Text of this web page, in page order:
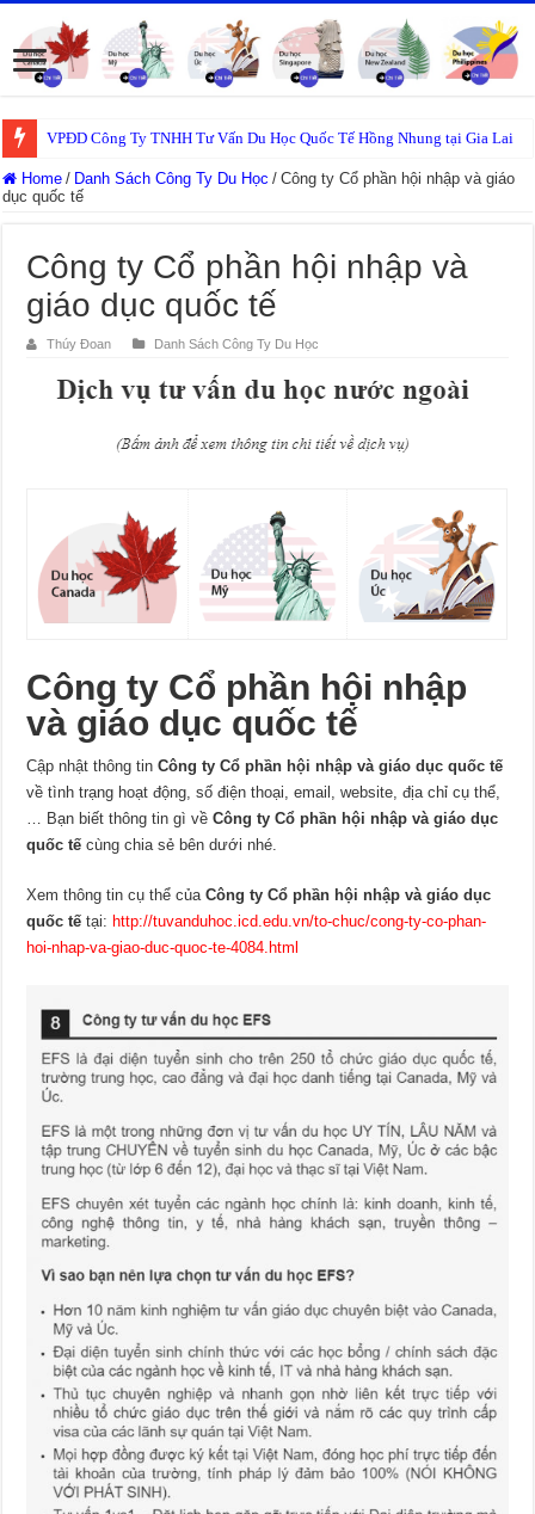
VPĐD Công Ty TNHH Tư Vấn Du Học Quốc Tế Hồng Nhung tại Gia Lai
Home / Danh Sách Công Ty Du Học / Công ty Cổ phần hội nhập và giáo
dục quốc tế
Công ty Cổ phần hội nhập và
giáo dục quốc tế
Thúy Đoan Danh Sách Công Ty Du Học
Công ty Cổ phần hội nhập
và giáo dục quốc tế
Cập nhật thông tinCông ty Cổ phần hội nhập và giáo dục quốc tế
về tình trạng hoạt động, số điện thoại, email, website, địa chỉ cụ thể,
… Bạn biết thông tin gì vềCông ty Cổ phần hội nhập và giáo dục
quốc tế cùng chia sẻ bên dưới nhé.
Xem thông tin cụ thể củaCông ty Cổ phần hội nhập và giáo dục
quốc tế tại: http://tuvanduhoc.icd.edu.vn/to-chuc/cong-ty-co-phan-
hoi-nhap-va-giao-duc-quoc-te-4084.html